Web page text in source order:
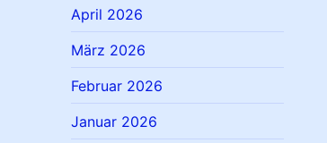
April 2026
März 2026
Februar 2026
Januar 2026